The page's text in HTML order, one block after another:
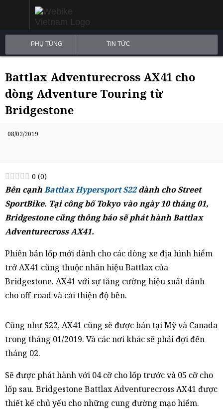
PHỤ TÙNG TIN TỨC
Battlax Adventurecross AX41 cho
dòng Adventure Touring từ
Bridgestone
08/02/2019
0 (0)
Bên cạnhBattlax Hypersport S22dành cho Street
SportBike. Tại công bố Tokyo vào ngày 10 tháng 01,
Bridgestone cũng thông báo sẽ phát hành Battlax
Adventurecross AX41.
Phiên bản lốp mới dành cho các dòng xe địa hình hiểm
trở AX41 cũng thuộc nhãn hiệu Battlax của
Bridgestone. AX41 với sự tăng cường hiệu suất dành
cho off-road và cải thiện độ bền.
Cũng như S22, AX41 cũng sẽ được bán tại Mỹ và Canada
trong tháng 01/2019. Và các nơi khác sẽ phải đợi đến
tháng 02.
Sẽ được phát hành với 04 cỡ cho lốp trước và 05 cỡ cho
lốp sau. Bridgestone Battlax Adventurecross AX41 được
thiết kế chủ yếu cho những cung đường mạo hiểm.